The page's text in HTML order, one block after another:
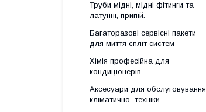
Труби мідні, мідні фітинги та
латунні, припій.
Багаторазові сервісні пакети
для миття спліт систем
Хімія професійна для
кондиціонерів
Аксесуари для обслуговування
кліматичної техніки